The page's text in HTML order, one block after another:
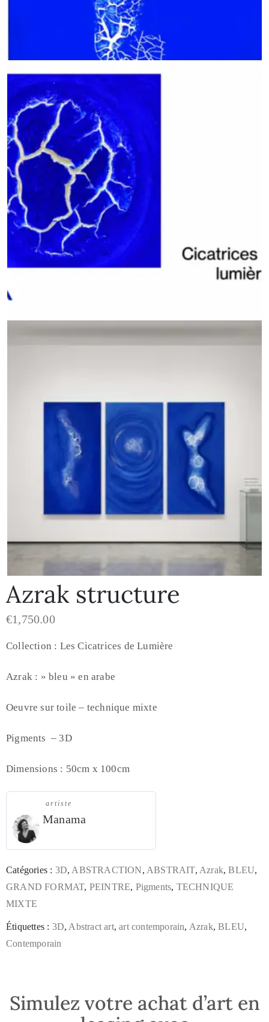
Azrak structure
€1,750.00
Collection : Les Cicatrices de Lumière
Azrak : » bleu » en arabe
Oeuvre sur toile – technique mixte
Pigments – 3D
Dimensions : 50cm x 100cm
artiste
Manama
Catégories : 3D, ABSTRACTION, ABSTRAIT, Azrak,BLEU,
GRAND FORMAT, PEINTRE, Pigments, TECHNIQUE
MIXTE
Étiquettes : 3D, Abstract art,art contemporain, Azrak,BLEU,
Contemporain
Simulez votre achat d’art en